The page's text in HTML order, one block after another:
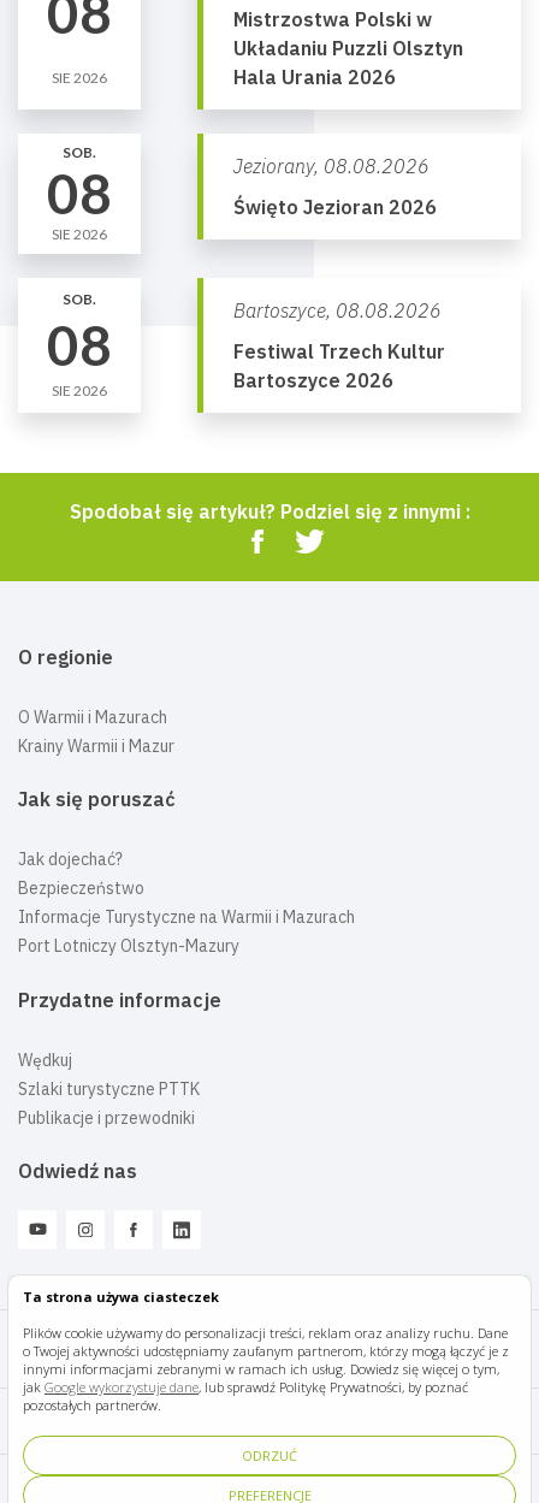
Ta strona używa ciasteczek
Plików cookie używamy do personalizacji treści, reklam oraz analizy ruchu. Dane
o Twojej aktywności udostępniamy zaufanym partnerom, którzy mogą łączyć je z
innymi informacjami zebranymi w ramach ich usług. Dowiedz się więcej o tym,
jak Google wykorzystuje dane, lub sprawdź Politykę Prywatności, by poznać
pozostałych partnerów.
ODRZUĆ
PREFERENCJE
SIE 2026
Mistrzostwa Polski w
Układaniu Puzzli Olsztyn
Hala Urania 2026
SOB.
08
SIE 2026
Jeziorany, 08.08.2026
Święto Jezioran 2026
SOB.
08
SIE 2026
Bartoszyce, 08.08.2026
Festiwal Trzech Kultur
Bartoszyce 2026
Spodobał się artykuł? Podziel się z innymi :
O regionie
O Warmii i Mazurach
Krainy Warmii i Mazur
Jak się poruszać
Jak dojechać?
Bezpieczeństwo
Informacje Turystyczne na Warmii i Mazurach
Port Lotniczy Olsztyn-Mazury
Przydatne informacje
Wędkuj
Szlaki turystyczne PTTK
Publikacje i przewodniki
Odwiedź nas
Mazury Travel © 2026
Polityka prywatności